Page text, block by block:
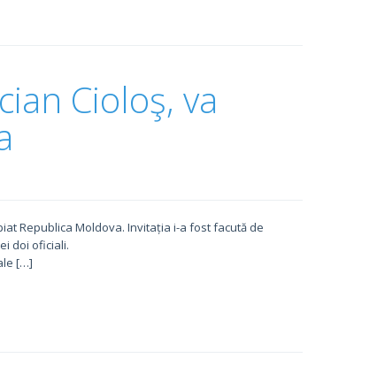
Cioloş, va
Republica Moldova. Invitația i-a fost facută de
doi oficiali.
[…]